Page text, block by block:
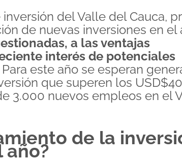
del Valle del Cauca,
de nuevas inversiones en el
a las ventajas
interés de potenciales
Para este año se esperan
que superen los
3.000 nuevos empleos en el
de la